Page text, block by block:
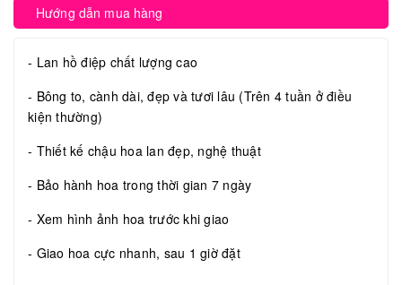
Hướng dẫn mua hàng
- Lan hồ điệp chất lượng cao
- Bông to, cành dài, đẹp và tươi lâu (Trên 4 tuần ở điều
kiện thường)
- Thiết kế chậu hoa lan đẹp, nghệ thuật
- Bảo hành hoa trong thời gian 7 ngày
- Xem hình ảnh hoa trước khi giao
- Giao hoa cực nhanh, sau 1 giờ đặt